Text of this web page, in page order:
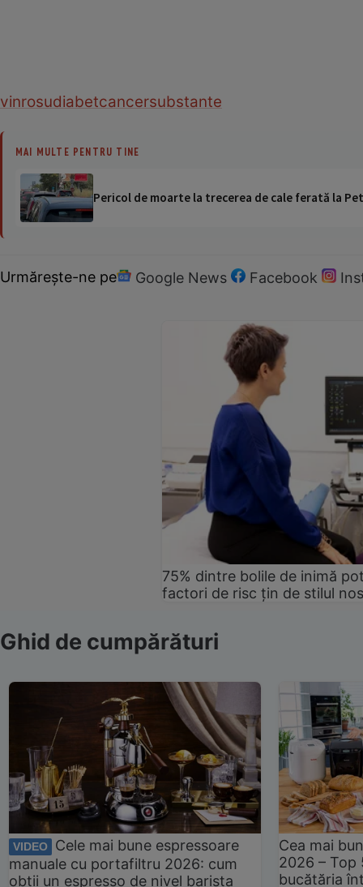
vinrosudiabetcancersubstante
MAI MULTE PENTRU TINE
Pericol de moarte la trecerea de cale ferată la
Urmărește-ne pe Google News Facebook
75% dintre bolile de inimă
factori de risc țin de stilul
Ghid de cumpărături
VIDEO
Cele mai bune espressoare
manuale cu portafiltru 2026: cum
obții un espresso de nivel barista
Cea mai
2026 –
bucătăria